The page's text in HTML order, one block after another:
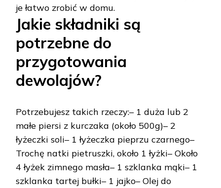
je łatwo zrobić w domu.
Jakie składniki są
potrzebne do
przygotowania
dewolajów?
Potrzebujesz takich rzeczy:– 1 duża lub 2
małe piersi z kurczaka (około 500g)– 2
łyżeczki soli– 1 łyżeczka pieprzu czarnego–
Trochę natki pietruszki, około 1 łyżki– Około
4 łyżek zimnego masła– 1 szklanka mąki– 1
szklanka tartej bułki– 1 jajko– Olej do